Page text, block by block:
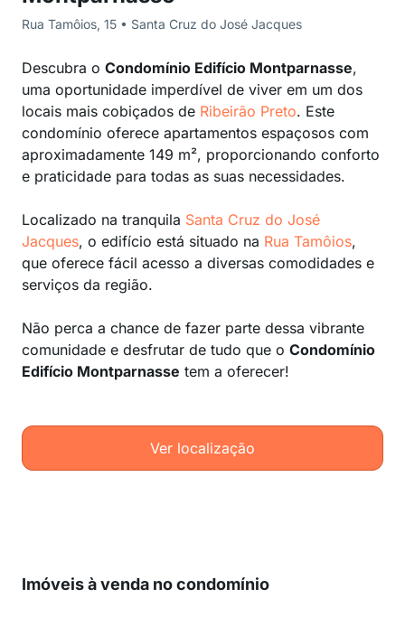
Rua Tamôios, 15 • Santa Cruz do José Jacques
Descubra o Condomínio Edifício Montparnasse,
uma oportunidade imperdível de viver em um dos
locais mais cobiçados de Ribeirão Preto. Este
condomínio oferece apartamentos espaçosos com
aproximadamente 149 m², proporcionando conforto
e praticidade para todas as suas necessidades.
Localizado na tranquila Santa Cruz do José
Jacques, o edifício está situado na Rua Tamôios,
que oferece fácil acesso a diversas comodidades e
serviços da região.
Não perca a chance de fazer parte dessa vibrante
comunidade e desfrutar de tudo que o Condomínio
Edifício Montparnasse tem a oferecer!
Ver localização
Imóveis à venda no condomínio